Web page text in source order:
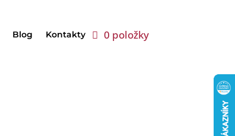
Blog Kontakty 0 položky